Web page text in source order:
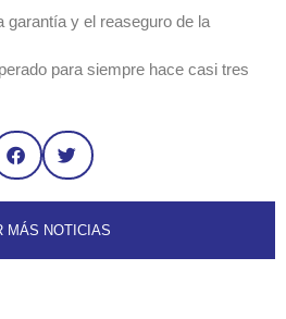
garantía y el reaseguro de la
para siempre hace casi tres
MÁS NOTICIAS